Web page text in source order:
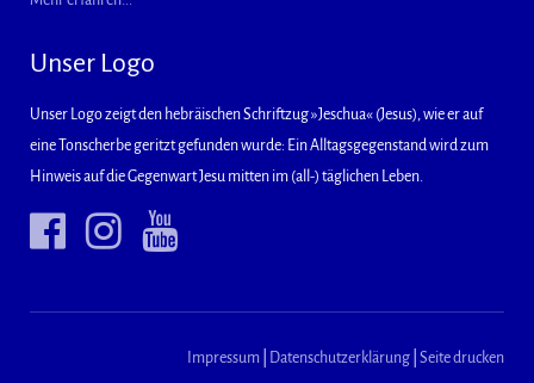
Unser Logo
Unser Logo zeigt den hebräischen Schriftzug »Jeschua« (Jesus), wie er auf
eine Tonscherbe geritzt gefunden wurde: Ein Alltagsgegenstand wird zum
Hinweis auf die Gegenwart Jesu mitten im (all-) täglichen Leben.
Impressum Datenschutzerklärung Seite drucken